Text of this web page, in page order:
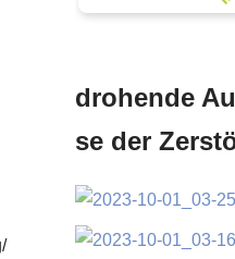
dro­hen­de
se der